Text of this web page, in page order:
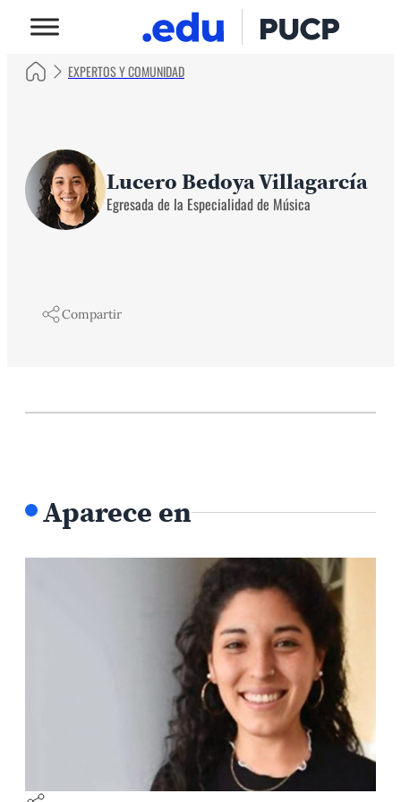
EXPERTOS Y COMUNIDAD
Lucero Bedoya Villagarcía
Egresada de la Especialidad de Música
Compartir
Aparece en